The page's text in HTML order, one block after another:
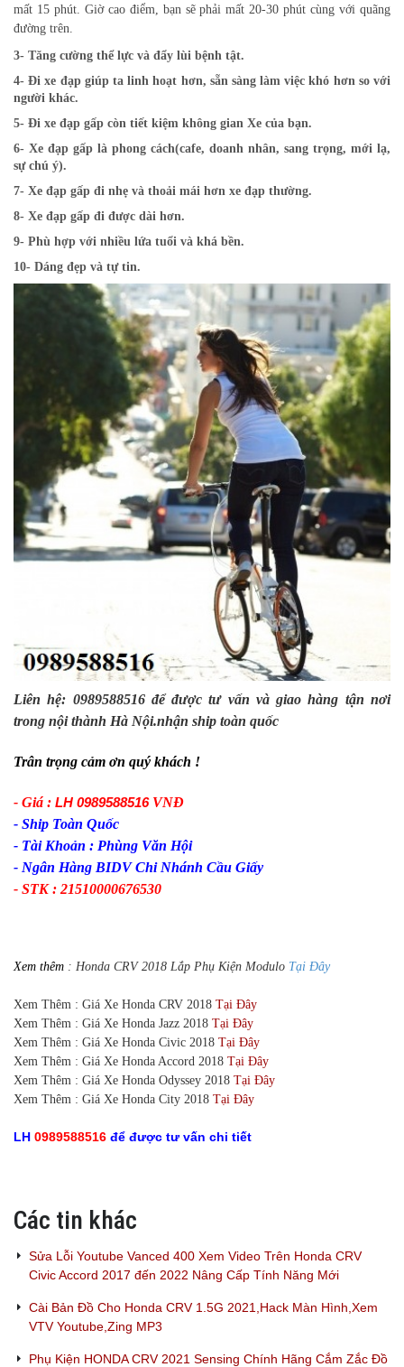
mất 15 phút. Giờ cao điểm, bạn sẽ phải mất 20-30 phút cùng với quãng
đường trên.
3- Tăng cường thể lực và đẩy lùi bệnh tật.
4- Đi xe đạp giúp ta linh hoạt hơn, sẵn sàng làm việc khó hơn so với
người khác.
5- Đi xe đạp gấp còn tiết kiệm không gian Xe của bạn.
6- Xe đạp gấp là phong cách(cafe, doanh nhân, sang trọng, mới lạ,
sự chú ý).
7- Xe đạp gấp đi nhẹ và thoải mái hơn xe đạp thường.
8- Xe đạp gấp đi được dài hơn.
9- Phù hợp với nhiều lứa tuổi và khá bền.
10- Dáng đẹp và tự tin.
Liên hệ: 0989588516 để được tư vấn và giao hàng tận nơi
trong nội thành Hà Nội.nhận ship toàn quốc
Trân trọng cảm ơn quý khách !
- Giá : LH 0989588516VNĐ
- Ship Toàn Quốc
- Tài Khoản : Phùng Văn Hội
- Ngân Hàng BIDV Chi Nhánh Cầu Giấy
- STK : 21510000676530
Xem thêm : Honda CRV 2018 Lắp Phụ Kiện Modulo Tại Đây
Xem Thêm : Giá Xe Honda CRV 2018 Tại Đây
Xem Thêm : Giá Xe Honda Jazz 2018 Tại Đây
Xem Thêm : Giá Xe Honda Civic 2018 Tại Đây
Xem Thêm : Giá Xe Honda Accord 2018 Tại Đây
Xem Thêm : Giá Xe Honda Odyssey 2018 Tại Đây
Xem Thêm : Giá Xe Honda City 2018 Tại Đây
LH 0989588516 để được tư vấn chi tiết
Các tin khác
Sửa Lỗi Youtube Vanced 400 Xem Video Trên Honda CRV
Civic Accord 2017 đến 2022 Nâng Cấp Tính Năng Mới
Cài Bản Đồ Cho Honda CRV 1.5G 2021,Hack Màn Hình,Xem
VTV Youtube,Zing MP3
Phụ Kiện HONDA CRV 2021 Sensing Chính Hãng Cắm Zắc Đồ